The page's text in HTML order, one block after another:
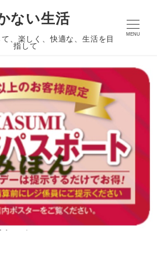
ない生活
、楽しく、快適な、生活を目
指して
MENU